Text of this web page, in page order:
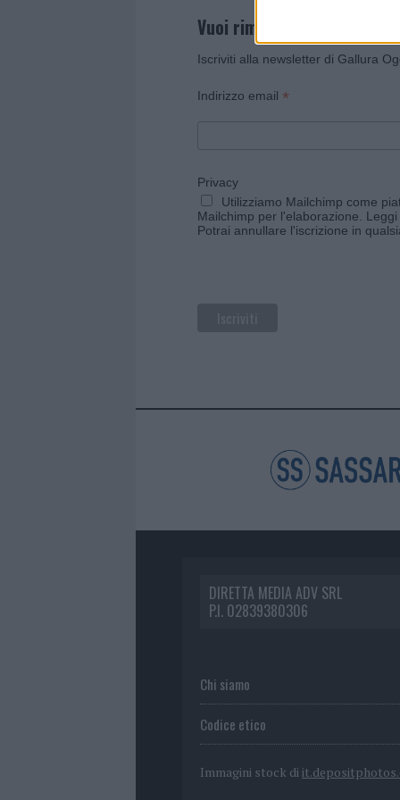
Vuoi rimanere sempre
Iscriviti alla newsletter di Gallura
Indirizzo email *
Privacy
Utilizziamo Mailchimp come
Mailchimp per l'elaborazione.
Potrai annullare l'iscrizione in
DIRETTA MEDIA ADV SRL
P.I. 02839380306
Chi siamo
Codice etico
Immagini stock di